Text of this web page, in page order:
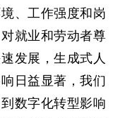
、工作强度和岗
就业和劳动者尊
发展，生成式人
日益显著，我们
数字化转型影响